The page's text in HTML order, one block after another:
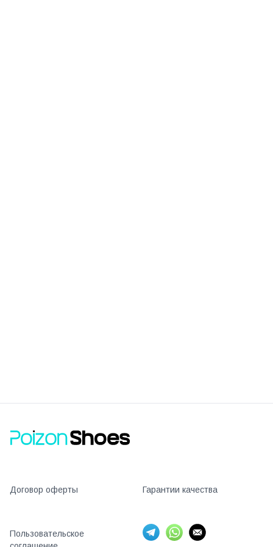
Договор оферты Гарантии качества
Пользовательское